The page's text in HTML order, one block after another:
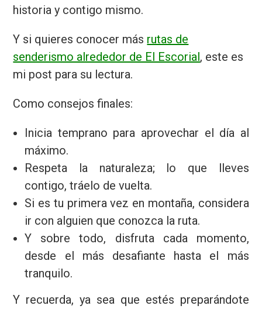
historia y contigo mismo.
Y si quieres conocer más rutas de
senderismo alrededor de El Escorial, este es
mi post para su lectura.
Como consejos finales:
Inicia temprano para aprovechar el día al
máximo.
Respeta la naturaleza; lo que lleves
contigo, tráelo de vuelta.
Si es tu primera vez en montaña, considera
ir con alguien que conozca la ruta.
Y sobre todo, disfruta cada momento,
desde el más desafiante hasta el más
tranquilo.
Y recuerda, ya sea que estés preparándote